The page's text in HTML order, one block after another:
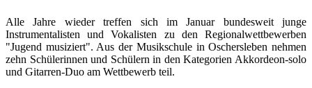
Alle Jahre wieder treffen sich im Januar bundesweit junge
Instrumentalisten und Vokalisten zu den Regionalwettbewerben
"Jugend musiziert". Aus der Musikschule in Oschersleben nehmen
zehn Schülerinnen und Schülern in den Kategorien Akkordeon-solo
und Gitarren-Duo am Wettbewerb teil.